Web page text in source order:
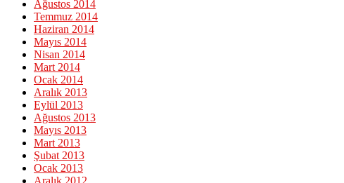
Ağustos 2014
Temmuz 2014
Haziran 2014
Mayıs 2014
Nisan 2014
Mart 2014
Ocak 2014
Aralık 2013
Eylül 2013
Ağustos 2013
Mayıs 2013
Mart 2013
Şubat 2013
Ocak 2013
Aralık 2012